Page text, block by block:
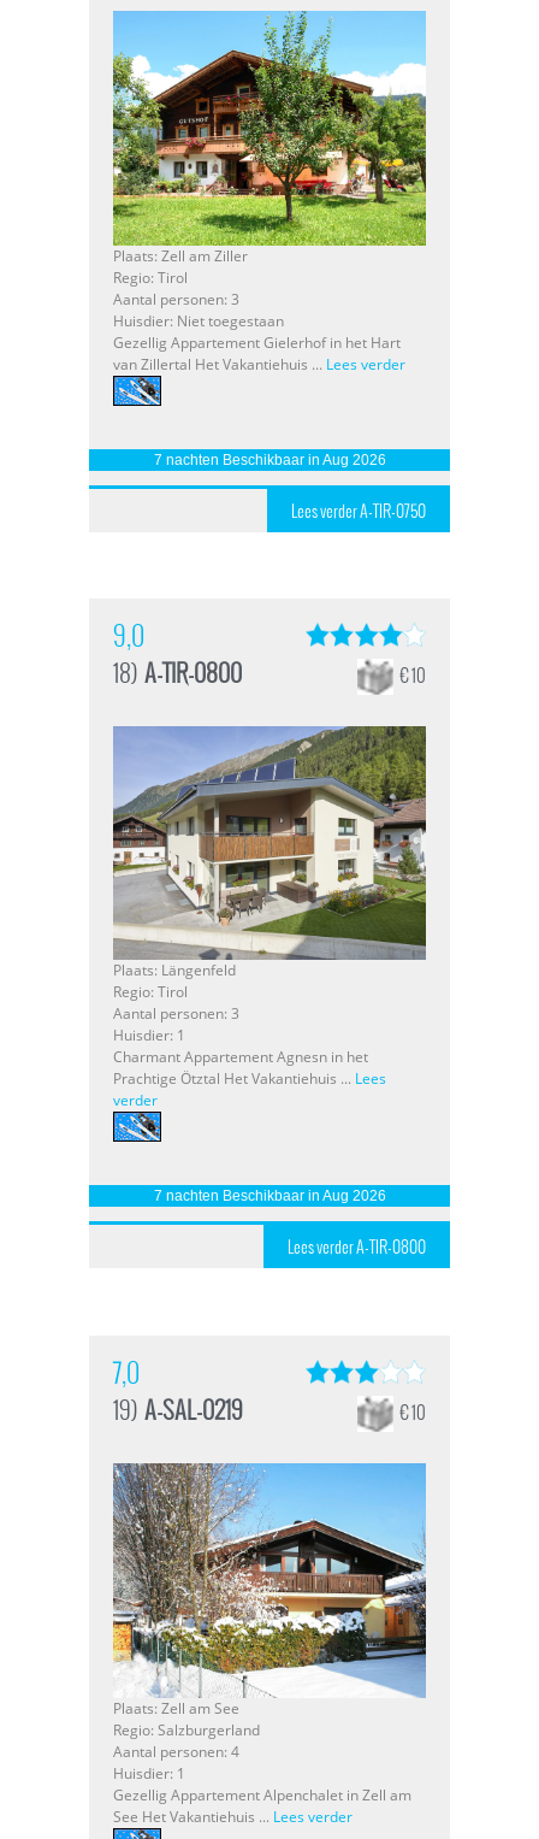
Plaats: Zell am Ziller
Regio: Tirol
Aantal personen: 3
Huisdier: Niet toegestaan
Gezellig Appartement Gielerhof in het Hart
van Zillertal Het Vakantiehuis ... Lees verder
7 nachten Beschikbaar in Aug 2026
Lees verder A-TIR-0750
9,0
18) A-TIR-0800 € 10
Plaats: Längenfeld
Regio: Tirol
Aantal personen: 3
Huisdier: 1
Charmant Appartement Agnesn in het
Prachtige Ötztal Het Vakantiehuis ... Lees
verder
7 nachten Beschikbaar in Aug 2026
Lees verder A-TIR-0800
7,0
19) A-SAL-0219 € 10
Plaats: Zell am See
Regio: Salzburgerland
Aantal personen: 4
Huisdier: 1
Gezellig Appartement Alpenchalet in Zell am
See Het Vakantiehuis ... Lees verder